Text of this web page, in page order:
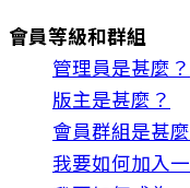
會員等級和群組
管理員是甚麼？
版主是甚麼？
會員群組是甚
我要如何加入